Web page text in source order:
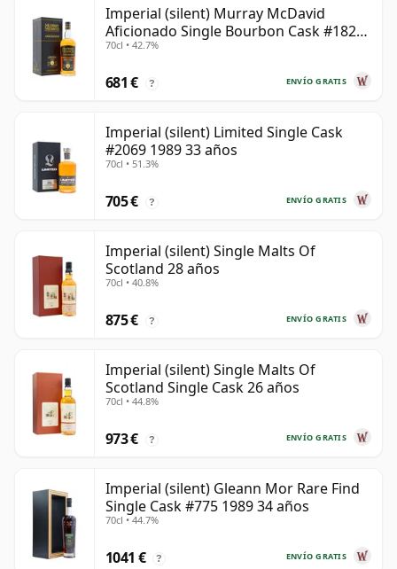
Imperial (silent) Murray McDavid
Aficionado Single Bourbon Cask #182
1989 35 años
70cl • 42.7%
ENVÍO GRATIS
681 € ?
Imperial (silent) Limited Single Cask
#2069 1989 33 años
70cl • 51.3%
ENVÍO GRATIS
705 € ?
Imperial (silent) Single Malts Of
Scotland 28 años
70cl • 40.8%
ENVÍO GRATIS
875 € ?
Imperial (silent) Single Malts Of
Scotland Single Cask 26 años
70cl • 44.8%
ENVÍO GRATIS
973 € ?
Imperial (silent) Gleann Mor Rare Find
Single Cask #775 1989 34 años
70cl • 44.7%
ENVÍO GRATIS
1041 € ?